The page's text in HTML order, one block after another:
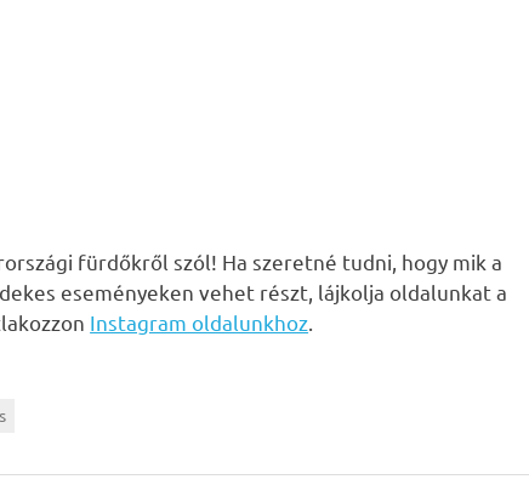
fürdőkről szól! Ha szeretné tudni, hogy mik a
eseményeken vehet részt, lájkolja oldalunkat a
Instagram oldalunkhoz